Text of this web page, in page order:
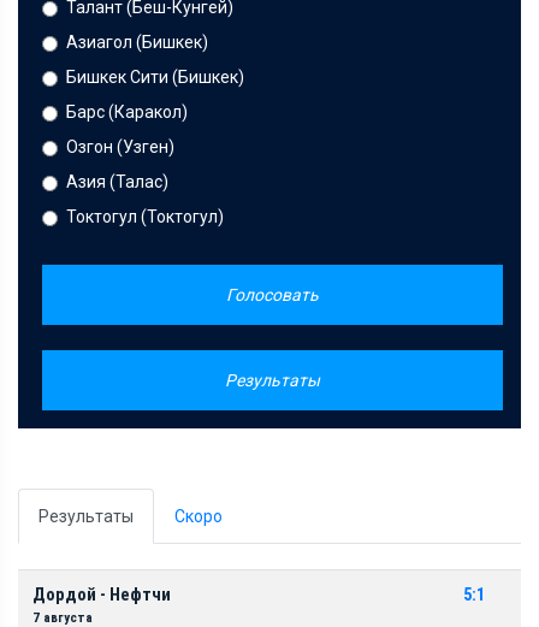
Талант (Беш-Кунгей)
Азиагол (Бишкек)
Бишкек Сити (Бишкек)
Барс (Каракол)
Озгон (Узген)
Азия (Талас)
Токтогул (Токтогул)
Голосовать
Результаты
Результаты Скоро
Дордой - Нефтчи
7 августа
5:1